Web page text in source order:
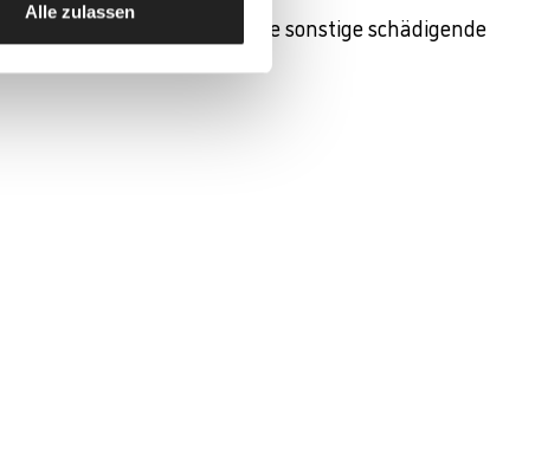
Alle zulassen
Verschmutzungen sowie sonstige schädigende